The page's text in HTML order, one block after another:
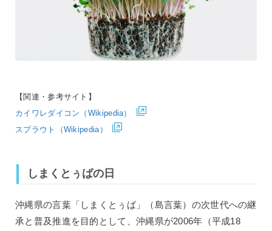
【関連・参考サイト】
カイワレダイコン（Wikipedia）
スプラウト（Wikipedia）
しまくとぅばの日
沖縄県の言葉「しまくとぅば」（島言葉）の次世代への継
承と普及推進を目的として、沖縄県が2006年（平成18